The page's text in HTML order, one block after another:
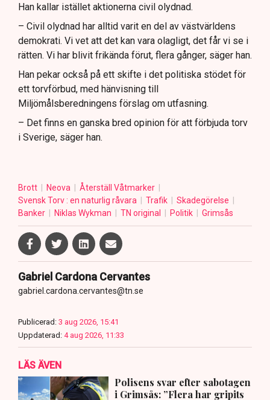
Han kallar istället aktionerna civil olydnad.
– Civil olydnad har alltid varit en del av västvärldens
demokrati. Vi vet att det kan vara olagligt, det får vi se i
rätten. Vi har blivit frikända förut, flera gånger, säger han.
Han pekar också på ett skifte i det politiska stödet för
ett torvförbud, med hänvisning till
Miljömålsberedningens förslag om utfasning.
– Det finns en ganska bred opinion för att förbjuda torv
i Sverige, säger han.
Brott Neova
Återställ Våtmarker
Svensk Torv : en naturlig råvara
Trafik
Skadegörelse
Banker
Niklas Wykman TN original Politik Grimsås
Gabriel Cardona Cervantes
gabriel.cardona.cervantes@tn.se
Publicerad: 3 aug 2026, 15:41
Uppdaterad: 4 aug 2026, 11:33
LÄS ÄVEN
Polisens svar efter sabotagen
i Grimsås: ”Flera har gripits